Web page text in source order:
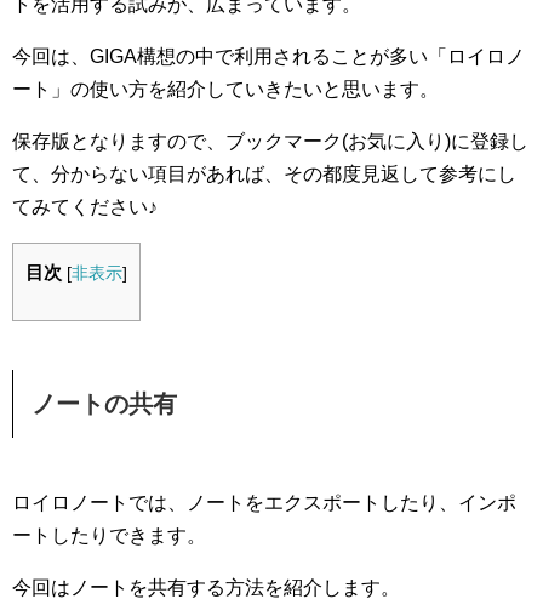
トを活用する試みが、広まっています。
今回は、GIGA構想の中で利用されることが多い「ロイロノ
ート」の使い方を紹介していきたいと思います。
保存版となりますので、ブックマーク(お気に入り)に登録し
て、分からない項目があれば、その都度見返して参考にし
てみてください♪
目次 [非表示]
ノートの共有
ロイロノートでは、ノートをエクスポートしたり、インポ
ートしたりできます。
今回はノートを共有する方法を紹介します。